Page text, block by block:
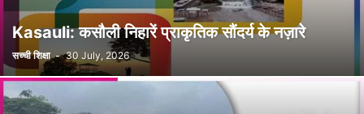
Kasauli: कसौली निहारें प्राकृतिक सौंदर्य के नज़ारे
सच्ची शिक्षा - 30 July, 2026